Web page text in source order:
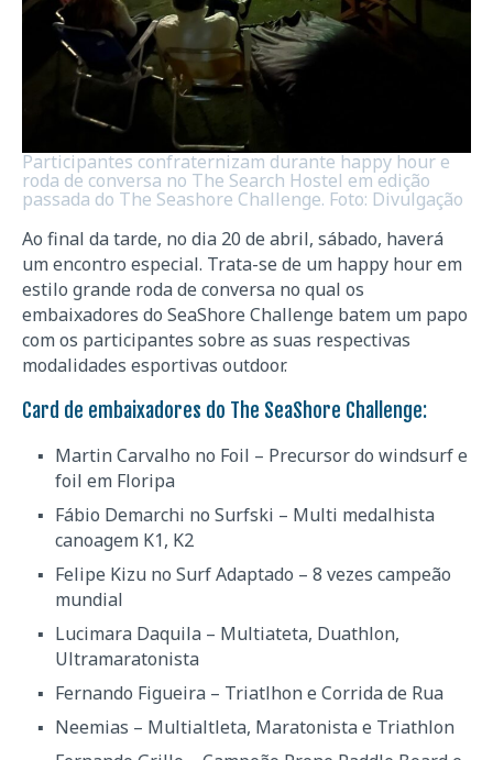
Participantes confraternizam durante happy hour e
roda de conversa no The Search Hostel em edição
passada do The Seashore Challenge. Foto: Divulgação
Ao final da tarde, no dia 20 de abril, sábado, haverá
um encontro especial. Trata-se de um happy hour em
estilo grande roda de conversa no qual os
embaixadores do SeaShore Challenge batem um papo
com os participantes sobre as suas respectivas
modalidades esportivas outdoor.
Card de embaixadores do The SeaShore Challenge:
Martin Carvalho no Foil – Precursor do windsurf e
foil em Floripa
Fábio Demarchi no Surfski – Multi medalhista
canoagem K1, K2
Felipe Kizu no Surf Adaptado – 8 vezes campeão
mundial
Lucimara Daquila – Multiateta, Duathlon,
Ultramaratonista
Fernando Figueira – Triatlhon e Corrida de Rua
Neemias – Multialtleta, Maratonista e Triathlon